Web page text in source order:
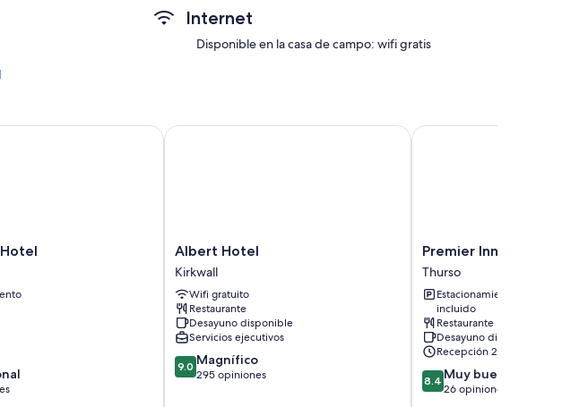
diferentes y comodidades que incluyen chimenea, al igual que servicios como wifi
en las habitaciones incluyen:
Internet
Disponible en la casa de campo: wifi gratis
Albert
Hotel
Kirkwall
Albert Hotel
Kirkwall
Wifi gratuito
Restaurante
Desayuno disponible
Servicios ejecutivos
9.0
de
9.0 Magnífico
295 opiniones
Albert Hotel
Premier
Inn
Thurso
Thurso
Premier Inn Thurso
Thurso
Estacionamiento
incluido
Restaurante
Desayuno disponible
Recepción 24/7
8.4
de
8.4 Muy bueno
26 opiniones
Premier Inn Thurso